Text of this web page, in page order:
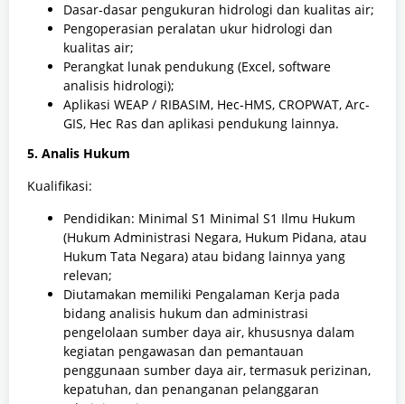
Dasar-dasar pengukuran hidrologi dan kualitas air;
Pengoperasian peralatan ukur hidrologi dan
kualitas air;
Perangkat lunak pendukung (Excel, software
analisis hidrologi);
Aplikasi WEAP / RIBASIM, Hec-HMS, CROPWAT, Arc-
GIS, Hec Ras dan aplikasi pendukung lainnya.
5. Analis Hukum
Kualifikasi:
Pendidikan: Minimal S1 Minimal S1 Ilmu Hukum
(Hukum Administrasi Negara, Hukum Pidana, atau
Hukum Tata Negara) atau bidang lainnya yang
relevan;
Diutamakan memiliki Pengalaman Kerja pada
bidang analisis hukum dan administrasi
pengelolaan sumber daya air, khususnya dalam
kegiatan pengawasan dan pemantauan
penggunaan sumber daya air, termasuk perizinan,
kepatuhan, dan penanganan pelanggaran